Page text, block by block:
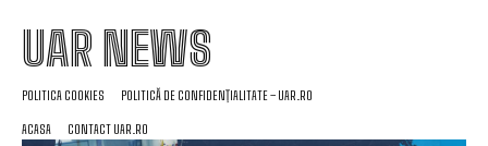
UAR NEWS
POLITICA COOKIES POLITICĂ DE CONFIDENȚIALITATE – UAR.RO
ACASA CONTACT UAR.RO